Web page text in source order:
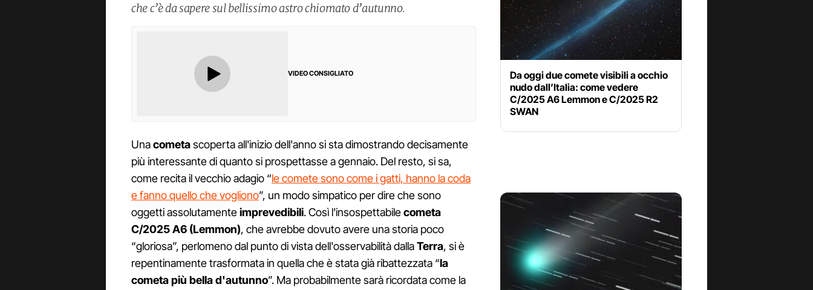
che c’è da sapere sul bellissimo astro chiomato d’autunno.
VIDEO CONSIGLIATO
Unacometascoperta all'inizio dell'anno si sta dimostrando decisamente
più interessante di quanto si prospettasse a gennaio. Del resto, si sa,
come recita il vecchio adagio “le comete sono come i gatti, hanno la coda
e fanno quello che vogliono”, un modo simpatico per dire che sono
oggetti assolutamenteimprevedibili. Così l'insospettabilecometa
C/2025 A6 (Lemmon), che avrebbe dovuto avere una storia poco
“gloriosa”, perlomeno dal punto di vista dell'osservabilità dallaTerra, si è
repentinamente trasformata in quella che è stata già ribattezzata “la
cometa più bella d'autunno”. Ma probabilmente sarà ricordata come la
Da oggi due comete visibili a occhio
nudo dall’Italia: come vedere
C/2025 A6 Lemmon e C/2025 R2
SWAN